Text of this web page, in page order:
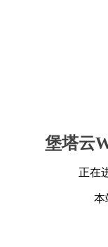
堡塔云
正在
本